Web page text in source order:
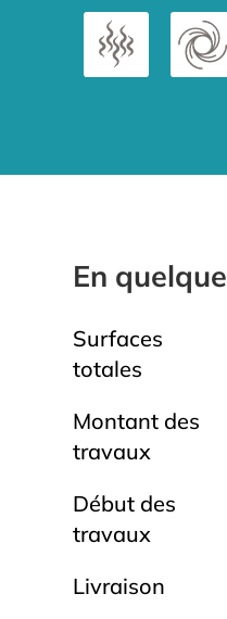
En
Surfaces
totales
Montant des
travaux
Début des
travaux
Livraison